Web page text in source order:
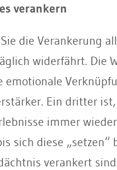
verankern
die Verankerung
widerfährt. Die
emotionale
Ein dritter
immer
sich diese „setzen“
verankert